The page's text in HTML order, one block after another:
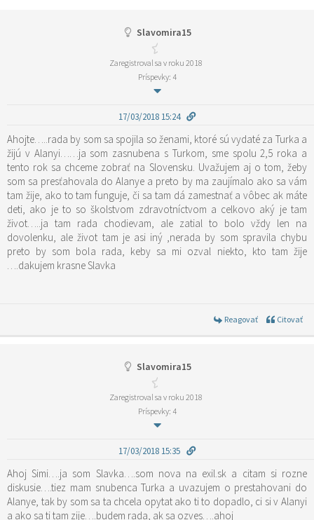
Slavomira15
Zaregistroval sa v roku 2018
Príspevky: 4
17/03/2018 15:24
Ahojte…..rada by som sa spojila so ženami, ktoré sú vydaté za Turka a
žijú v Alanyi……ja som zasnubena s Turkom, sme spolu 2,5 roka a
tento rok sa chceme zobrať na Slovensku. Uvažujem aj o tom, žeby
som sa presťahovala do Alanye a preto by ma zaujímalo ako sa vám
tam žije, ako to tam funguje, či sa tam dá zamestnať a vôbec ak máte
deti, ako je to so školstvom zdravotníctvom a celkovo aký je tam
život…..ja tam rada chodievam, ale zatial to bolo vždy len na
dovolenku, ale život tam je asi iný ,nerada by som spravila chybu
preto by som bola rada, keby sa mi ozval niekto, kto tam žije
….dakujem krasne Slavka
Reagovať Citovať
Slavomira15
Zaregistroval sa v roku 2018
Príspevky: 4
17/03/2018 15:35
Ahoj Simi….ja som Slavka….som nova na exil.sk a citam si rozne
diskusie….tiez mam snubenca Turka a uvazujem o prestahovani do
Alanye, tak by som sa ta chcela opytat ako ti to dopadlo, ci si v Alanyi
a ako sa ti tam zije….budem rada, ak sa ozves….ahoj